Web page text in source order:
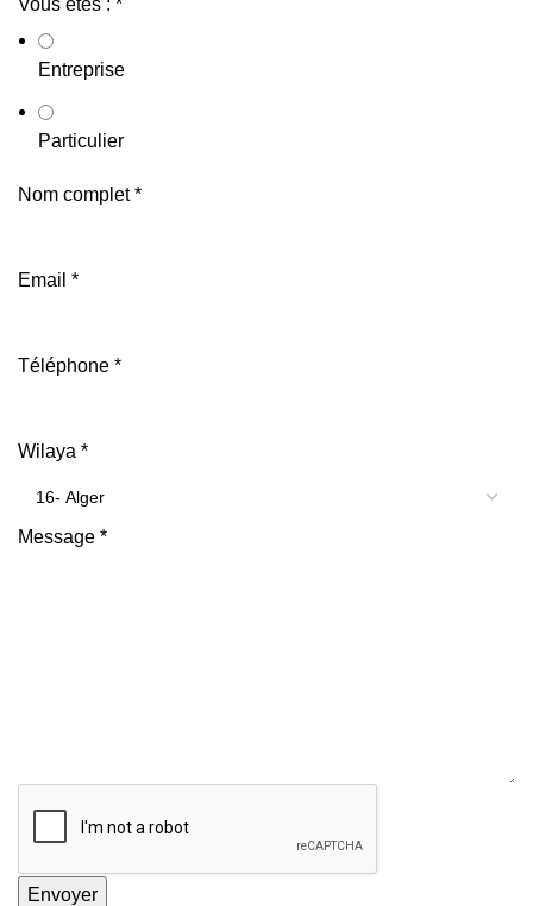
Entreprise
Particulier
Nom complet*
Email *
Téléphone *
Wilaya *
Message *
Envoyer